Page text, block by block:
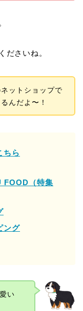
ださいね。
ットショップで
んだよ〜！
ちら
FOOD（特集
ング
い